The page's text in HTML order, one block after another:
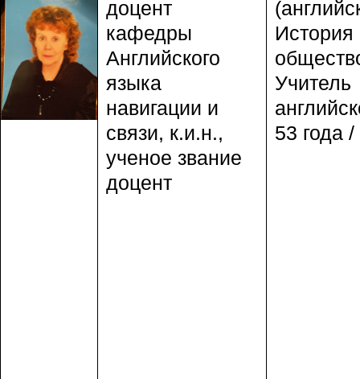
доцент
кафедры
Английского
языка
навигации и
связи, к.и.н.,
ученое звание
доцент
История
Учитель
53 года